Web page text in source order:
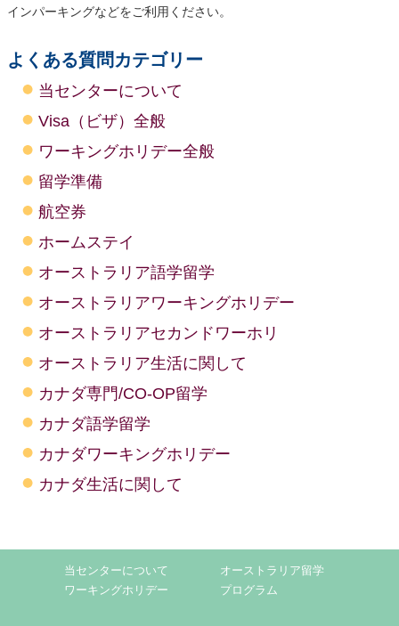
インパーキングなどをご利用ください。
よくある質問カテゴリー
当センターについて
Visa（ビザ）全般
ワーキングホリデー全般
留学準備
航空券
ホームステイ
オーストラリア語学留学
オーストラリアワーキングホリデー
オーストラリアセカンドワーホリ
オーストラリア生活に関して
カナダ専門/CO-OP留学
カナダ語学留学
カナダワーキングホリデー
カナダ生活に関して
当センターについて
ワーキングホリデー
オーストラリア留学
プログラム